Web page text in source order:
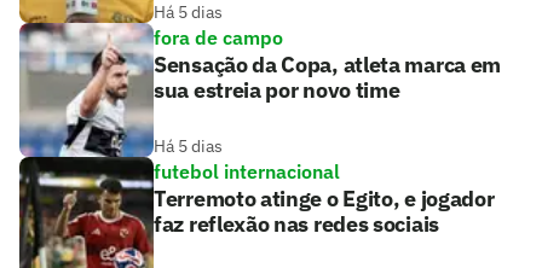
Há 5 dias
fora de campo
Sensação da Copa, atleta marca em
sua estreia por novo time
Há 5 dias
futebol internacional
Terremoto atinge o Egito, e jogador
faz reflexão nas redes sociais